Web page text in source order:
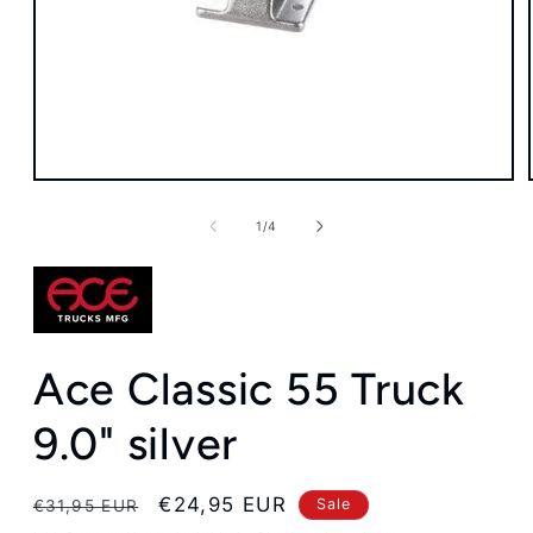
Medien
1/von
4
Ace Classic 55 Truck
9.0" silver
Normaler
€31,95 EUR Verkaufspreis
€24,95 EUR Sale